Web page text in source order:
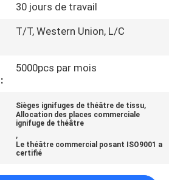
30 jours de travail
T/T, Western Union, L/C
5000pcs par mois
Sièges ignifuges de théâtre de tissu,
Allocation des places commerciale
ignifuge de théâtre
,
Le théâtre commercial posant ISO9001 a
certifié